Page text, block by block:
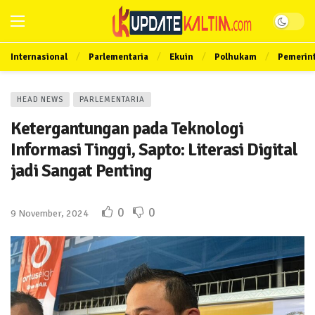
Internasional Parlementaria Ekuin Polhukam
HEAD NEWS PARLEMENTARIA
Ketergantungan pada Teknologi
Informasi Tinggi, Sapto: Literasi Digital
jadi Sangat Penting
9 November, 2024 0 0